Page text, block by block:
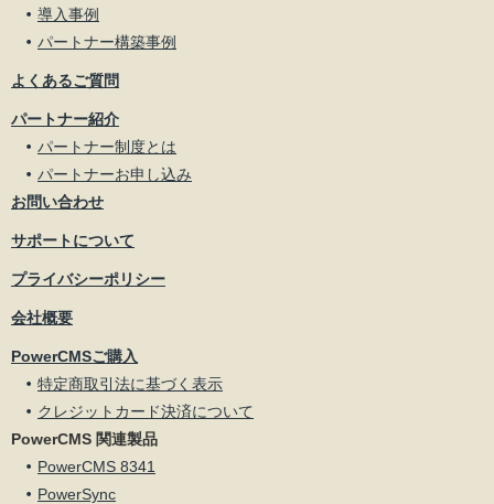
導入事例
パートナー構築事例
よくあるご質問
パートナー紹介
パートナー制度とは
パートナーお申し込み
お問い合わせ
サポートについて
プライバシーポリシー
会社概要
PowerCMSご購入
特定商取引法に基づく表示
クレジットカード決済について
PowerCMS 関連製品
PowerCMS 8341
PowerSync